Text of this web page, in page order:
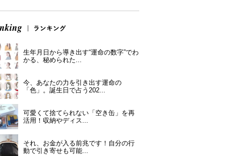
生年月日から導き出す“運命の数字”でわ
かる、秘められた...
今、あなたの力を引き出す運命の
「色」。誕生日で占う202...
可愛くて捨てられない「空き缶」を再
活用！収納やディス...
それ、お金が入る前兆です！自分の行
動で引き寄せも可能...